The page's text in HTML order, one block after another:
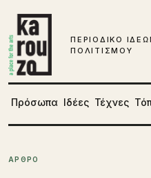
ΠΕΡΙΟΔΙΚΟ
ΠΟΛΙΤΙΣΜΟΥ
Πρόσωπα Ιδέες Τέχνες
ΑΡΘΡΟ